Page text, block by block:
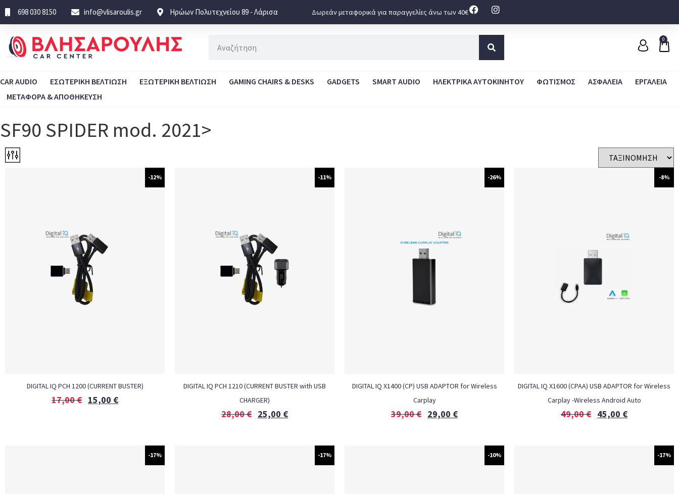
698 030 8150 info@vlisaroulis.gr Ηρώων Πολυτεχνείου 89 - Λάρισα Δωρεάν μεταφορικά για παραγγελίες άνω των 40€
0
CAR AUDIO ΕΣΩΤΕΡΙΚΗ ΒΕΛΤΙΩΣΗ ΕΞΩΤΕΡΙΚΗ ΒΕΛΤΙΩΣΗ GAMING CHAIRS & DESKS GADGETS SMART AUDIO ΗΛΕΚΤΡΙΚΑ ΑΥΤΟΚΙΝΗΤΟΥ ΦΩΤΙΣΜΟΣ ΑΣΦΑΛΕΙΑ
ΕΡΓΑΛΕΙΑ
ΜΕΤΑΦΟΡΑ & ΑΠΟΘΗΚΕΥΣΗ
SF90 SPIDER mod. 2021>
-12%
DIGITAL IQ PCH 1200 (CURRENT BUSTER)
17,00€ 15,00 €
-11%
DIGITAL IQ PCH 1210 (CURRENT BUSTER with USB
CHARGER)
28,00€ 25,00 €
-26%
DIGITAL IQ X1400 (CP) USB ADAPTOR for Wireless
Carplay
39,00€ 29,00 €
-8%
DIGITAL IQ X1600 (CPAA) USB ADAPTOR for Wireless
Carplay -Wireless Android Auto
49,00€ 45,00 €
-17% -17% -10% -17%